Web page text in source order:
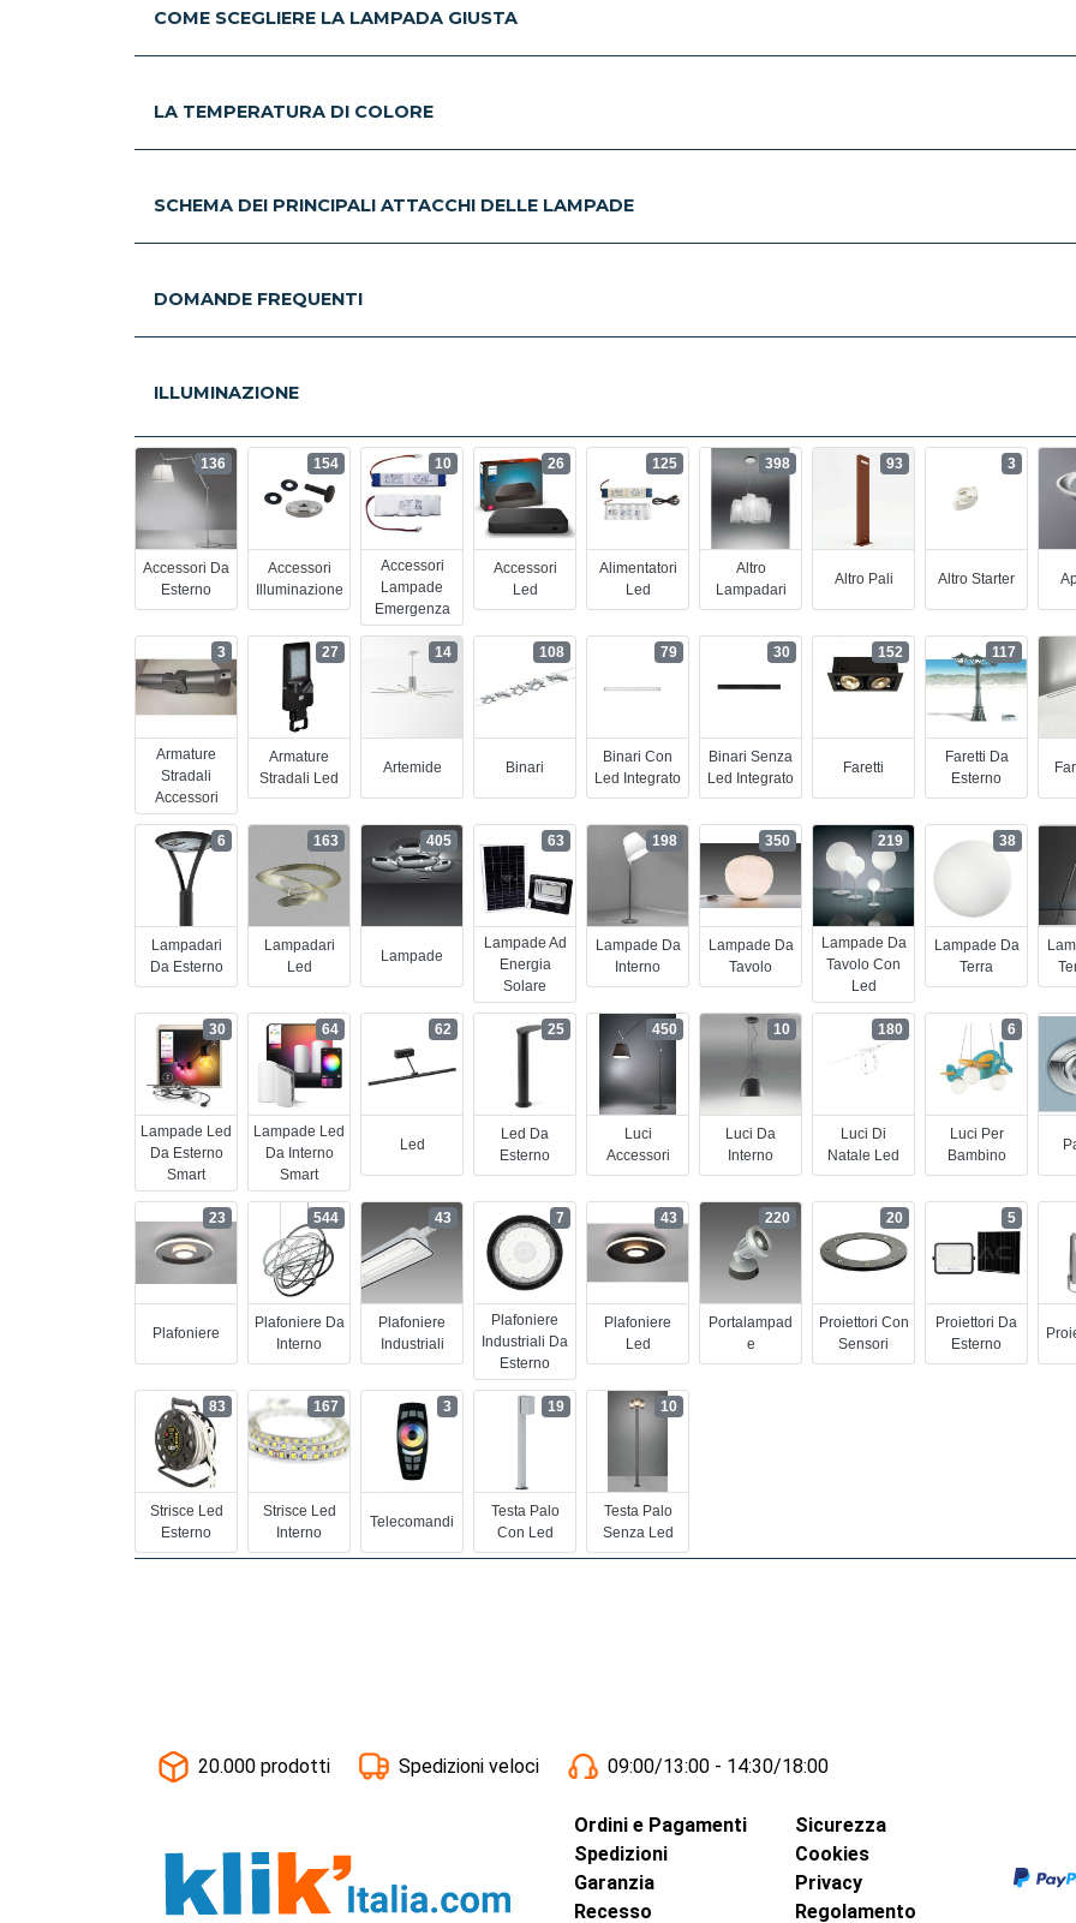
COME SCEGLIERE LA LAMPADA GIUSTA
LA TEMPERATURA DI COLORE
SCHEMA DEI PRINCIPALI ATTACCHI DELLE LAMPADE
DOMANDE FREQUENTI
ILLUMINAZIONE
Accessori Da
Esterno
136
Accessori
Illuminazione
154
Accessori
Lampade
Emergenza
10
Accessori
Led
26
Alimentatori
Led
125
Altro
Lampadari
398
Altro Pali
93
Altro Starter
3
Armature
Stradali
Accessori
3
Armature
Stradali Led
27
Artemide
14
Binari
108
Binari Con
Led Integrato
79
Binari Senza
Led Integrato
30
Faretti
152
Faretti Da
Esterno
117
Lampadari
Da Esterno
6
Lampadari
Led
163
Lampade
405
Lampade Ad
Energia
Solare
63
Lampade Da
Interno
198
Lampade Da
Tavolo
350
Lampade Da
Tavolo Con
Led
219
Lampade Da
Terra
38
Lampade Led
Da Esterno
Smart
30
Lampade Led
Da Interno
Smart
64
Led
62
Led Da
Esterno
25
Luci
Accessori
450
Luci Da
Interno
10
Luci Di
Natale Led
180
Luci Per
Bambino
6
Plafoniere
23
Plafoniere Da
Interno
544
Plafoniere
Industriali
43
Plafoniere
Industriali Da
Esterno
7
Plafoniere
Led
43
Portalampad
E
220
Proiettori Con
Sensori
20
Proiettori Da
Esterno
5
Strisce Led
Esterno
83
Strisce Led
Interno
167
Telecomandi
3
Testa Palo
Con Led
19
Testa Palo
Senza Led
10
20.000 prodotti Spedizioni veloci 09:00/13:00 - 14:30/18:00
Ordini e Pagamenti
Spedizioni
Garanzia
Recesso
Sicurezza
Cookies
Privacy
Regolamento